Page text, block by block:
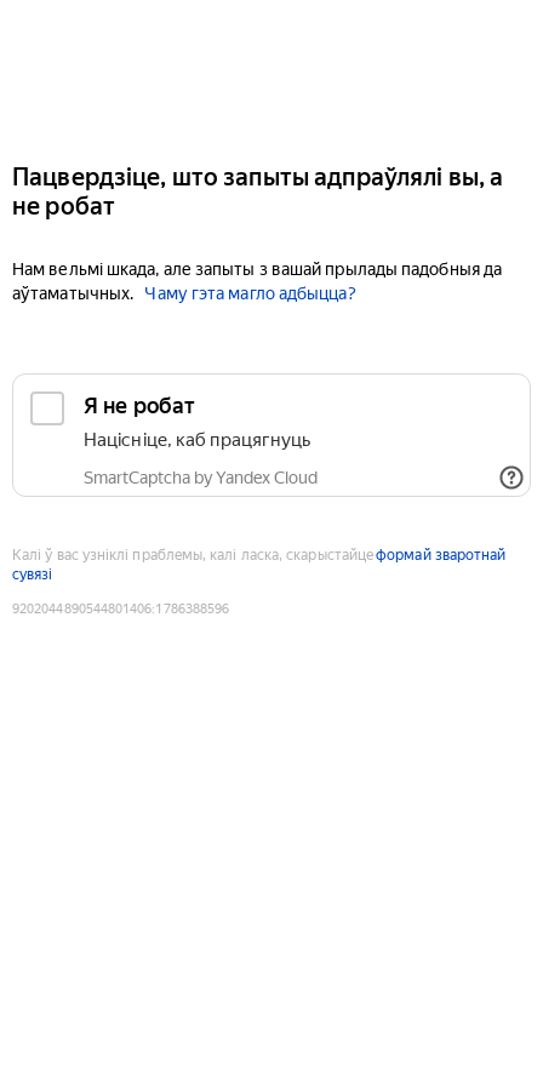
Пацвердзіце, што запыты адпраўлялі вы, а
не робат
Нам вельмі шкада, але запыты з вашай прылады падобныя да
аўтаматычных.
Чаму гэта магло адбыцца?
Я не робат
Націсніце, каб працягнуць
SmartCaptcha by Yandex Cloud
Калі ў вас узніклі праблемы, калі ласка, скарыстайцеформай зваротнай
сувязі
9202044890544801406:1786388596